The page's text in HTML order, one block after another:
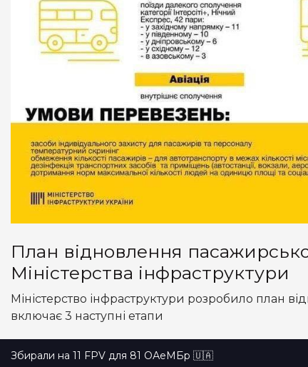
План відновлення
Міністерства інфраструктури
Міністерство інфраструктури розробило план
включає 3 наступні етапи
Збирали на 11 FPV для 81 ОАеМБр 🇺🇦